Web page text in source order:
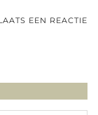
EEN REACTIE